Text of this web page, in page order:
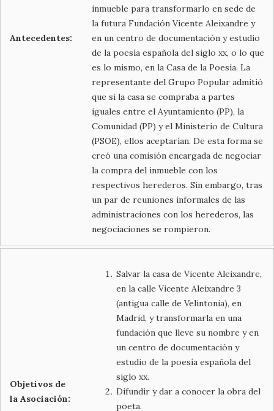
Antecedentes:
inmueble para transformarlo en sede de
la futura Fundación Vicente Aleixandre y
en un centro de documentación y estudio
de la poesía española del siglo xx, o lo que
es lo mismo, en la Casa de la Poesía. La
representante del Grupo Popular admitió
que si la casa se compraba a partes
iguales entre el Ayuntamiento (PP), la
Comunidad (PP) y el Ministerio de Cultura
(PSOE), ellos aceptarían. De esta forma se
creó una comisión encargada de negociar
la compra del inmueble con los
respectivos herederos. Sin embargo, tras
un par de reuniones informales de las
administraciones con los herederos, las
negociaciones se rompieron.
Objetivos de
la Asociación:
Salvar la casa de Vicente Aleixandre,
en la calle Vicente Aleixandre 3
(antigua calle de Velintonia), en
Madrid, y transformarla en una
fundación que lleve su nombre y en
un centro de documentación y
estudio de la poesía española del
siglo xx.
Difundir y dar a conocer la obra del
poeta.